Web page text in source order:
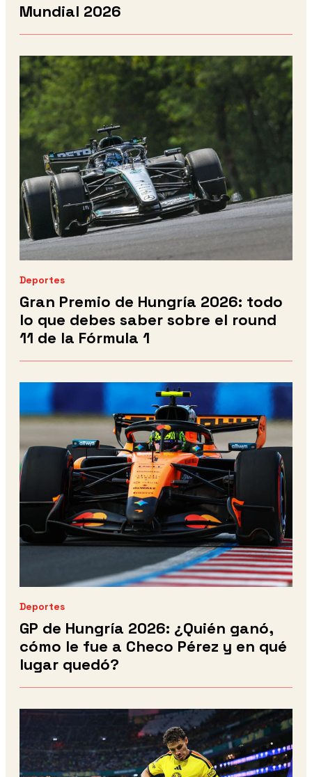
Mundial 2026
Deportes
Gran Premio de Hungría 2026: todo
lo que debes saber sobre el round
11 de la Fórmula 1
Deportes
GP de Hungría 2026: ¿Quién ganó,
cómo le fue a Checo Pérez y en qué
lugar quedó?